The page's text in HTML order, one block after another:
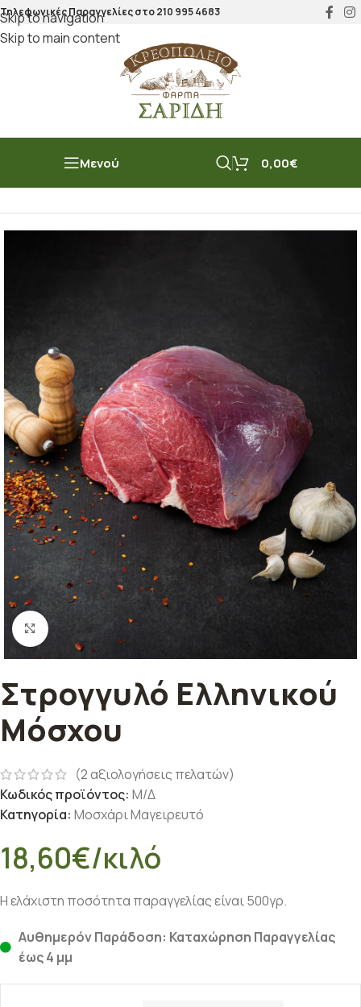
Skip to navigation
Skip to main content
Τηλεφωνικές Παραγγελίες στο210 995 4683
Μενού 0,00€
Κλικ για μεγέθυνση
Στρογγυλό Ελληνικού
Μόσχου
(2αξιολογήσεις πελατών)
Κωδικός προϊόντος: Μ/Δ
Κατηγορία: Μοσχάρι Μαγειρευτό
18,60€/κιλό
Η ελάχιστη ποσότητα παραγγελίας είναι 500γρ.
Αυθημερόν Παράδοση: Καταχώρηση Παραγγελίας
έως 4 μμ